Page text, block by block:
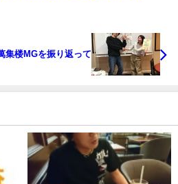
集楼MGを振り返って